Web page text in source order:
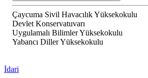
Çaycuma Sivil Havacılık Yüksekokulu
Devlet Konservatuvarı
Uygulamalı Bilimler Yüksekokulu
Yabancı Diller Yüksekokulu
İdari